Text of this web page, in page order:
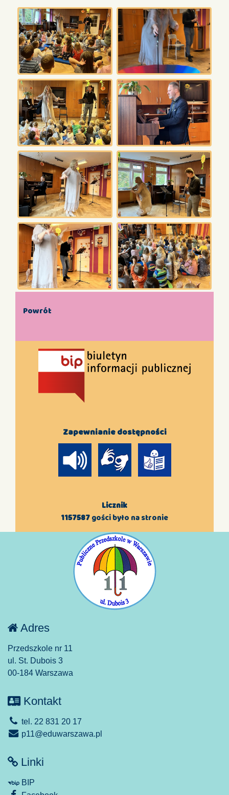
Powrót
Zapewnianie dostępności
Licznik
1157587gości było na stronie
Adres
Przedszkole nr 11
ul. St. Dubois 3
00-184 Warszawa
Kontakt
tel. 22 831 20 17
p11@eduwarszawa.pl
Linki
BIP